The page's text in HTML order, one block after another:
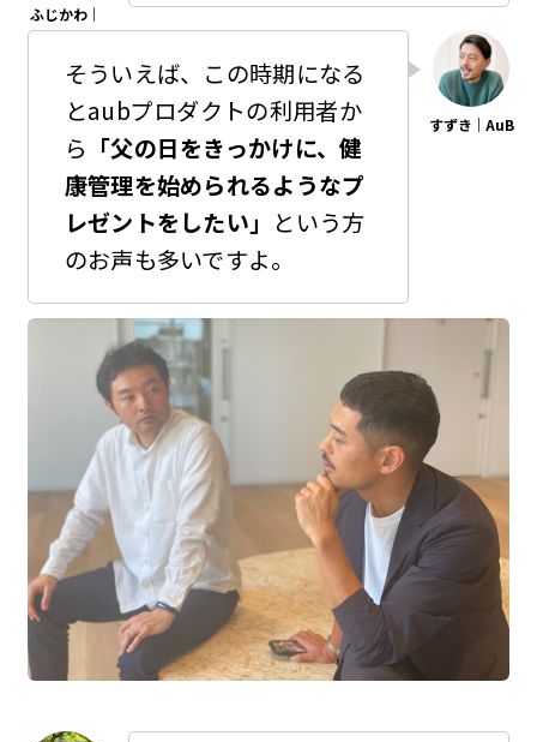
そういえば、この時期になる
とaubプロダクトの利用者か
ら 「父の日をきっかけに、健
康管理を始められるようなプ
レゼントをしたい」 という方
のお声も多いですよ。